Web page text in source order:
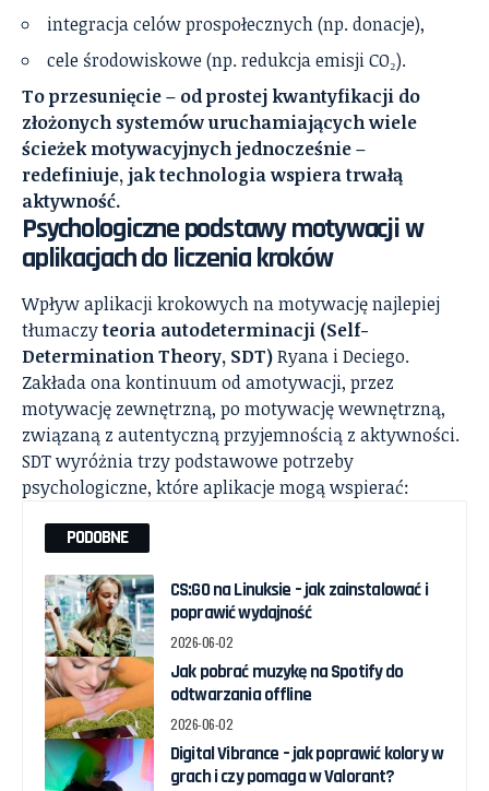
integracja celów prospołecznych (np. donacje),
cele środowiskowe (np. redukcja emisji CO₂).
To przesunięcie – od prostej kwantyfikacji do
złożonych systemów uruchamiających wiele
ścieżek motywacyjnych jednocześnie –
redefiniuje, jak technologia wspiera trwałą
aktywność.
Psychologiczne podstawy motywacji w
aplikacjach do liczenia kroków
Wpływ aplikacji krokowych na motywację najlepiej
tłumaczyteoria autodeterminacji (Self-
Determination Theory, SDT)Ryana i Deciego.
Zakłada ona kontinuum od amotywacji, przez
motywację zewnętrzną, po motywację wewnętrzną,
związaną z autentyczną przyjemnością z aktywności.
SDT wyróżnia trzy podstawowe potrzeby
psychologiczne, które aplikacje mogą wspierać:
PODOBNE
CS:GO na Linuksie – jak zainstalować i
poprawić wydajność
2026-06-02
Jak pobrać muzykę na Spotify do
odtwarzania offline
2026-06-02
Digital Vibrance – jak poprawić kolory w
grach i czy pomaga w Valorant?